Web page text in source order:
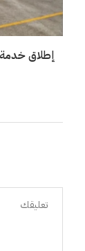
إطلاق